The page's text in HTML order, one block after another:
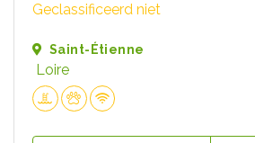
Geclassificeerd niet
Saint-Étienne
Loire